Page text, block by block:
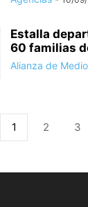
Estalla
60 familias
Alianza de
1 2 3